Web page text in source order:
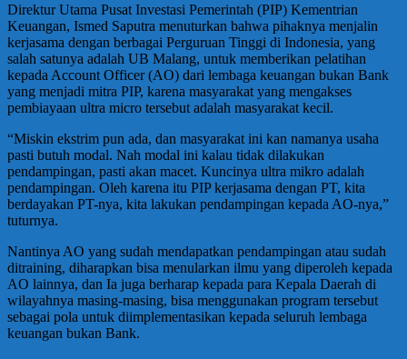
Direktur Utama Pusat Investasi Pemerintah (PIP) Kementrian
Keuangan, Ismed Saputra menuturkan bahwa pihaknya menjalin
kerjasama dengan berbagai Perguruan Tinggi di Indonesia, yang
salah satunya adalah UB Malang, untuk memberikan pelatihan
kepada Account Officer (AO) dari lembaga keuangan bukan Bank
yang menjadi mitra PIP, karena masyarakat yang mengakses
pembiayaan ultra micro tersebut adalah masyarakat kecil.
“Miskin ekstrim pun ada, dan masyarakat ini kan namanya usaha
pasti butuh modal. Nah modal ini kalau tidak dilakukan
pendampingan, pasti akan macet. Kuncinya ultra mikro adalah
pendampingan. Oleh karena itu PIP kerjasama dengan PT, kita
berdayakan PT-nya, kita lakukan pendampingan kepada AO-nya,”
tuturnya.
Nantinya AO yang sudah mendapatkan pendampingan atau sudah
ditraining, diharapkan bisa menularkan ilmu yang diperoleh kepada
AO lainnya, dan Ia juga berharap kepada para Kepala Daerah di
wilayahnya masing-masing, bisa menggunakan program tersebut
sebagai pola untuk diimplementasikan kepada seluruh lembaga
keuangan bukan Bank.